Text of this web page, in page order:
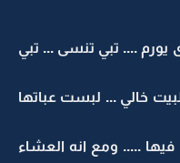
.... تبي تنسى ... تبي
خالي ... لبست عباتها
..... ومع انه العشاء